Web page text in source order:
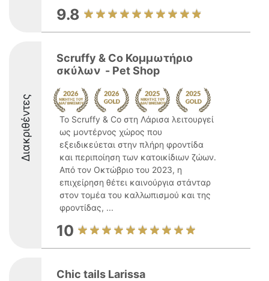
9.8
Διακριθέντες
Scruffy & Co Κομμωτήριο
σκύλων ️ - Pet Shop
Το Scruffy & Co στη Λάρισα λειτουργεί
ως μοντέρνος χώρος που
εξειδικεύεται στην πλήρη φροντίδα
και περιποίηση των κατοικίδιων ζώων.
Από τον Οκτώβριο του 2023, η
επιχείρηση θέτει καινούργια στάνταρ
στον τομέα του καλλωπισμού και της
φροντίδας, ...
10
Chic tails Larissa